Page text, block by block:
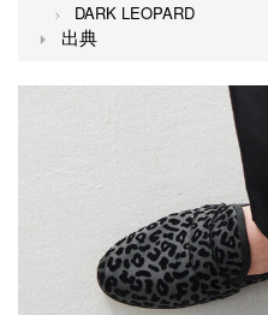
DARK LEOPARD
出典